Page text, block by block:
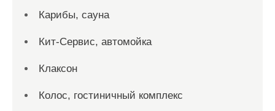
Карибы, сауна
Кит-Сервис, автомойка
Клаксон
Колос, гостиничный комплекс